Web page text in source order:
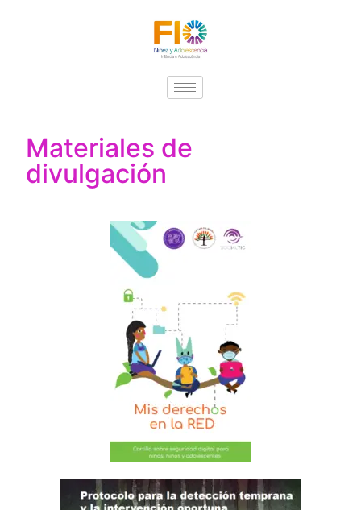
Materiales de
divulgación